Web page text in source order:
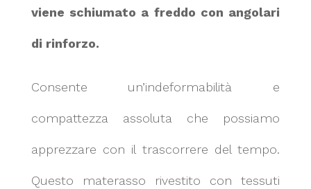
viene schiumato a freddo con angolari
di rinforzo.
Consente un’indeformabilità e
compattezza assoluta che possiamo
apprezzare con il trascorrere del tempo.
Questo materasso rivestito con tessuti